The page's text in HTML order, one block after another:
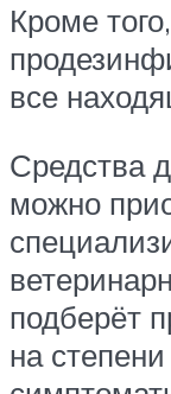
Кроме
все
Средства
можно
подберёт
на